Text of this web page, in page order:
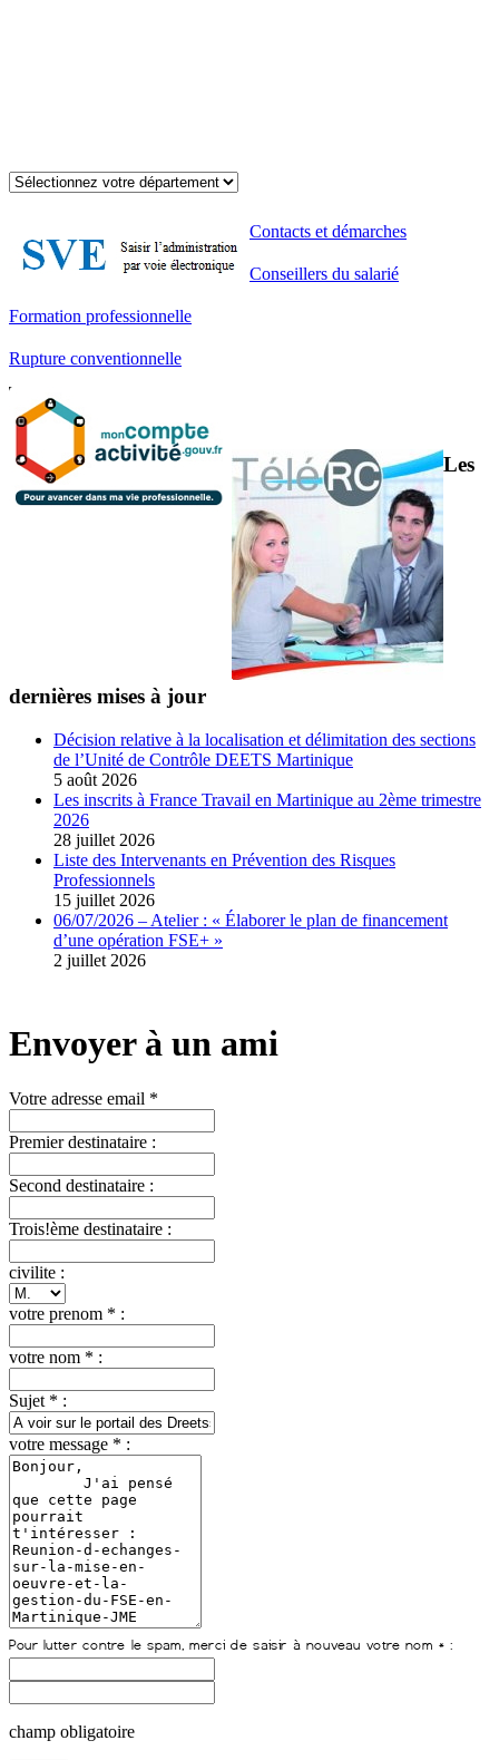
Contacts et démarches
Conseillers du salarié
Formation professionnelle
Rupture conventionnelle
Les
dernières mises à jour
Décision relative à la localisation et délimitation des sections
de l’Unité de Contrôle DEETS Martinique
5 août 2026
Les inscrits à France Travail en Martinique au 2ème trimestre
2026
28 juillet 2026
Liste des Intervenants en Prévention des Risques
Professionnels
15 juillet 2026
06/07/2026 – Atelier : « Élaborer le plan de financement
d’une opération FSE+ »
2 juillet 2026
Envoyer à un ami
Votre adresse email *
Premier destinataire :
Second destinataire :
Trois!ème destinataire :
civilite :
votre prenom * :
votre nom * :
Sujet * :
votre message * :
champ obligatoire